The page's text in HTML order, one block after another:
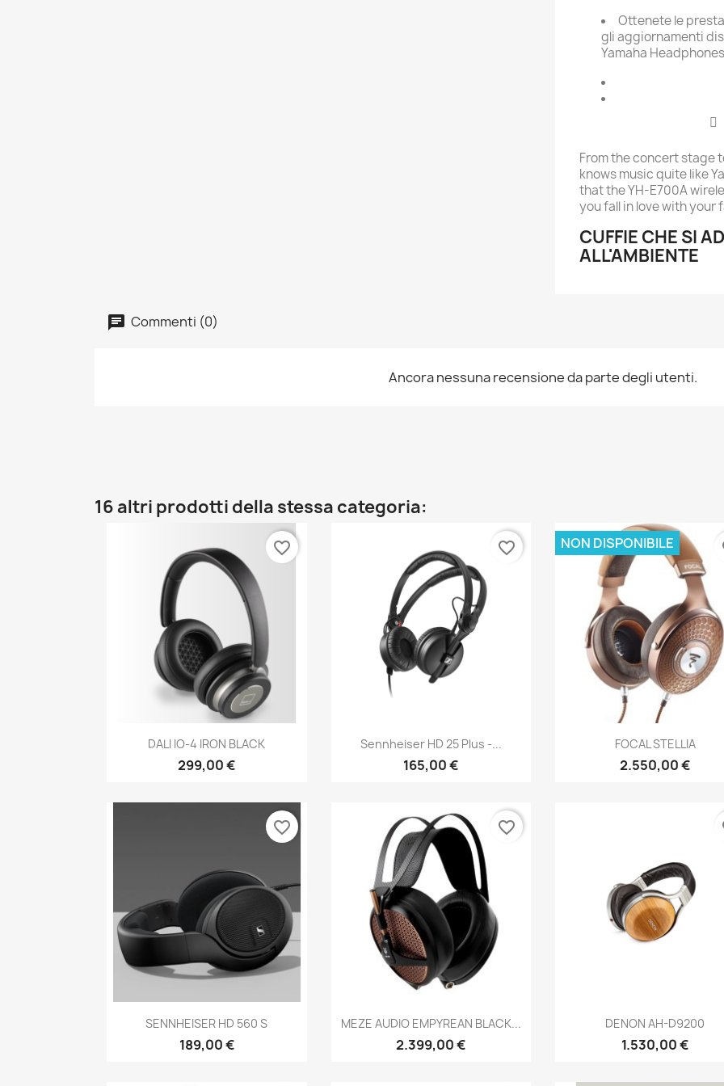
Ottenete le
gli aggiornamenti
Yamaha
From the concert stage
knows music quite like
that the YH-E700A
you fall in love with your
CUFFIE CHE SI
ALL'AMBIENTE
Commenti (0)
Ancora nessuna recensione da parte degli utenti.
16 altri prodotti della stessa categoria:
Anteprima
DALI IO-4 IRON BLACK
299,00 €
favorite_border
Anteprima
Sennheiser HD 25 Plus -...
165,00 €
favorite_border
Anteprima
FOCAL STELLIA
2.550,00 €
NON DISPONIBILE
Anteprima
SENNHEISER HD 560 S
189,00 €
favorite_border
Anteprima
MEZE AUDIO EMPYREAN BLACK...
2.399,00 €
favorite_border
Anteprima
DENON AH-D9200
1.530,00 €